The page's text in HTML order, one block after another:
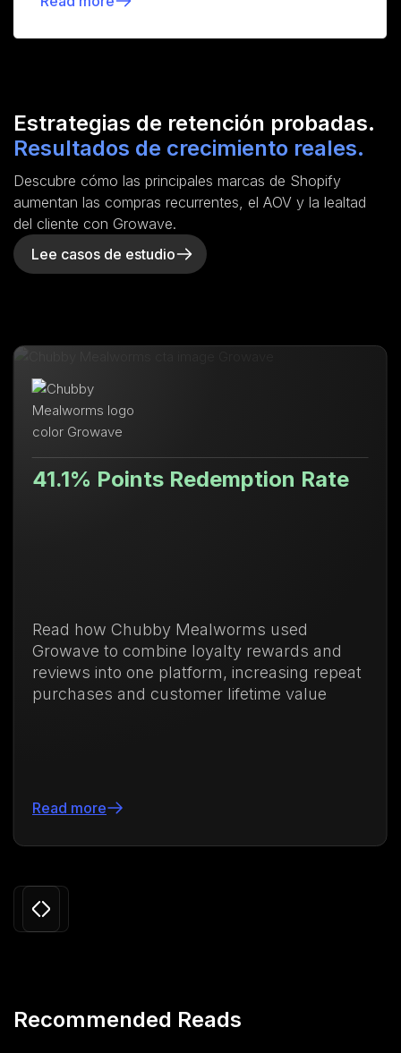
Estrategias de retención probadas.
Resultados de crecimiento reales.
Descubre cómo las principales marcas de Shopify
aumentan las compras recurrentes, el AOV y la lealtad
del cliente con Growave.
Lee casos de estudio
Redemption Rate
Mealworms used
loyalty rewards and
platform, increasing repeat
lifetime value
Valor de
Descubre
de lealtad y
compras
vida del
Recommended Reads